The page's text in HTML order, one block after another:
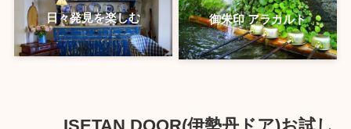
日々発見を楽しむ 御朱印 アラカルト